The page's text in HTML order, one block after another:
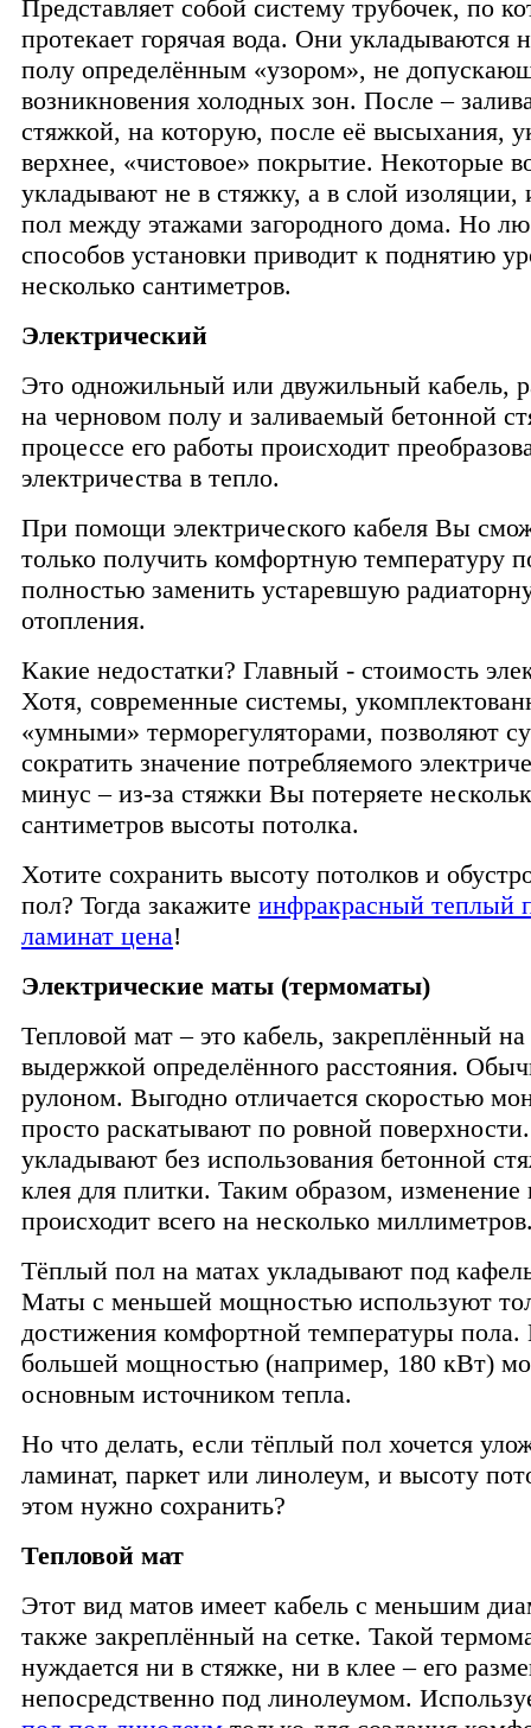
Представляет собой систему трубочек, по
протекает горячая вода. Они укладываются
полу определённым «узором», не
возникновения холодных зон. После –
стяжкой, на которую, после её высыхания,
верхнее, «чистовое» покрытие. Некоторые
укладывают не в стяжку, а в слой изоляции,
пол между этажами загородного дома. Но
способов установки приводит к поднятию
несколько сантиметров.
Электрический
Это одножильный или двужильный кабель,
на черновом полу и заливаемый бетонной
процессе его работы происходит
электричества в тепло.
При помощи электрического кабеля Вы
только получить комфортную температуру
полностью заменить устаревшую
отопления.
Какие недостатки? Главный - стоимость
Хотя, современные системы,
«умными» терморегуляторами, позволяют
сократить значение потребляемого
минус – из-за стяжки Вы потеряете
сантиметров высоты потолка.
Хотите сохранить высоту потолков и
пол? Тогда закажите инфракрасный теплый
ламинат цена!
Электрические маты (термоматы)
Тепловой мат – это кабель, закреплённый на
выдержкой определённого расстояния.
рулоном. Выгодно отличается скоростью
просто раскатывают по ровной
укладывают без использования бетонной
клея для плитки. Таким образом,
происходит всего на несколько
Тёплый пол на матах укладывают под
Маты с меньшей мощностью используют
достижения комфортной температуры
большей мощностью (например, 180 кВт)
основным источником тепла.
Но что делать, если тёплый пол хочется
ламинат, паркет или линолеум, и высоту
этом нужно сохранить?
Тепловой мат
Этот вид матов имеет кабель с меньшим
также закреплённый на сетке. Такой
нуждается ни в стяжке, ни в клее – его
непосредственно под линолеумом.